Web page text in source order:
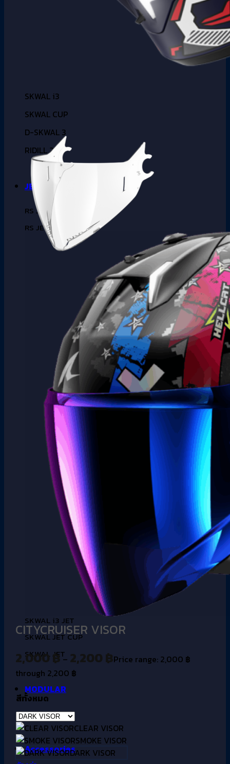
SKWAL i3
SKWAL CUP
D-SKWAL 3
RIDILL 2
JET
RS JET CARBON
RS JET
SKWAL i3 JET
SKWAL JET CUP
SKWAL JET
MODULAR
OXO
Accessories
CITYCRUISER VISOR
2,000฿– 2,200 ฿Price range: 2,000 ฿
through 2,200 ฿
สีทั้งหมด
CLEAR VISOR
SMOKE VISOR
DARK VISOR